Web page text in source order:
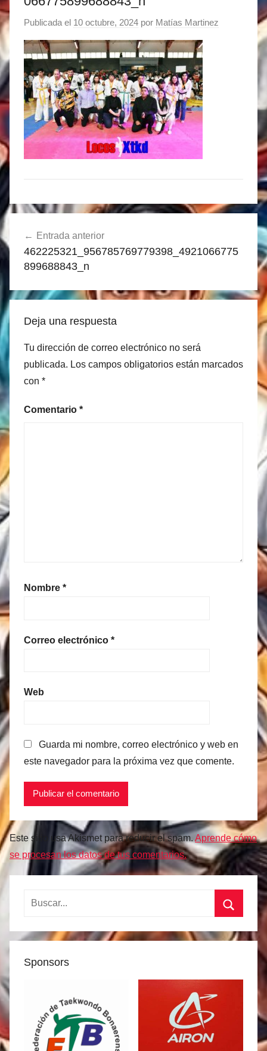
Publicada el 10 octubre, 2024 por Matías Martinez
de
entradas
Entrada anterior
462225321_956785769779398_4921066775
899688843_n
Deja una respuesta
Tu dirección de correo electrónico no será
publicada. Los campos obligatorios están marcados
con *
Comentario *
Nombre *
Correo electrónico *
Web
Guarda mi nombre, correo electrónico y web en
este navegador para la próxima vez que comente.
Este sitio usa Akismet para reducir el spam. Aprende cómo
se procesan los datos de tus comentarios.
Buscar:
Sponsors